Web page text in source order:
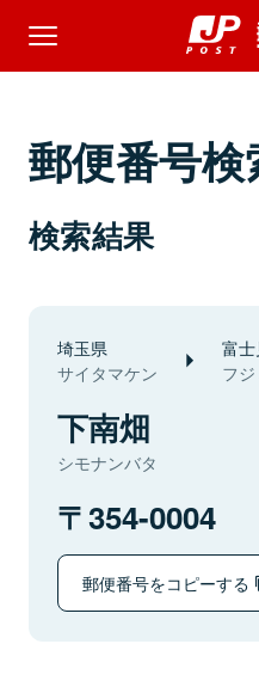
郵便番号検
検索結果
埼玉県
サイタマケン
富
フ
下南畑
シモナンバタ
354-0004
郵便番号をコピーする